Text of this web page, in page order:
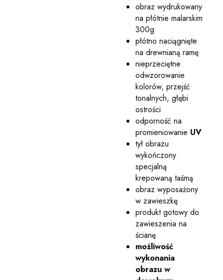
obraz wydrukowany
na płótnie malarskim
300g
płótno naciągnięte
na drewnianą ramę
nieprzeciętne
odwzorowanie
kolorów, przejść
tonalnych, głębi
ostrości
odporność na
promieniowanie UV
tył obrazu
wykończony
specjalną
krepowaną taśmą
obraz wyposażony
w zawieszkę
produkt gotowy do
zawieszenia na
ścianę
możliwość
wykonania
obrazu w